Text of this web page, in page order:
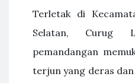
Terletak di
Selatan, Curug
pemandangan
terjun yang deras